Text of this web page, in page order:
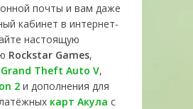
почты и вам даже
кабинет в интернет-
настоящую
Rockstar Games,
Grand Theft Auto V,
2 и дополнения для
карт Акула с